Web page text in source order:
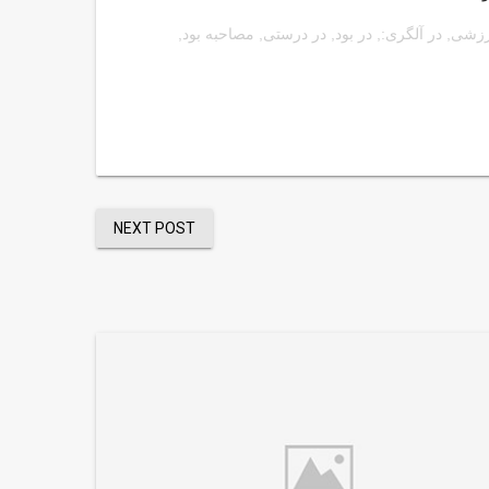
در آلگری: در بود در درستی مصاحبه بود
NEXT POST